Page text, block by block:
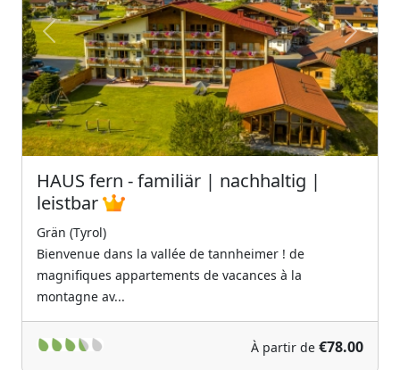
Previous Next
HAUS fern - familiär | nachhaltig |
leistbar
Grän (Tyrol)
Bienvenue dans la vallée de tannheimer ! de
magnifiques appartements de vacances à la
montagne av...
À partir de €78.00